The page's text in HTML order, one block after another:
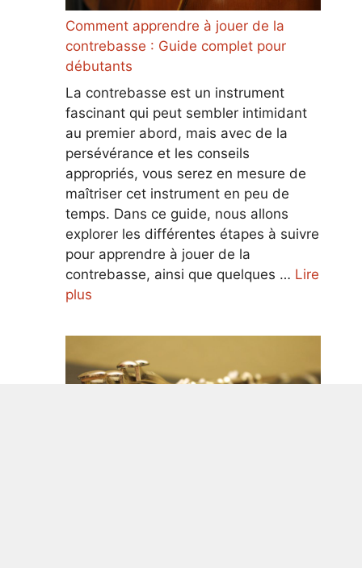
Comment apprendre à jouer de la
contrebasse : Guide complet pour
débutants
La contrebasse est un instrument
fascinant qui peut sembler intimidant
au premier abord, mais avec de la
persévérance et les conseils
appropriés, vous serez en mesure de
maîtriser cet instrument en peu de
temps. Dans ce guide, nous allons
explorer les différentes étapes à suivre
pour apprendre à jouer de la
contrebasse, ainsi que quelques … Lire
plus